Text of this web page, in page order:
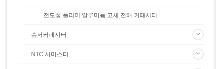
전도성 폴리머 알루미늄 고체 전해 커패시터
슈퍼커패시터
NTC 서미스터